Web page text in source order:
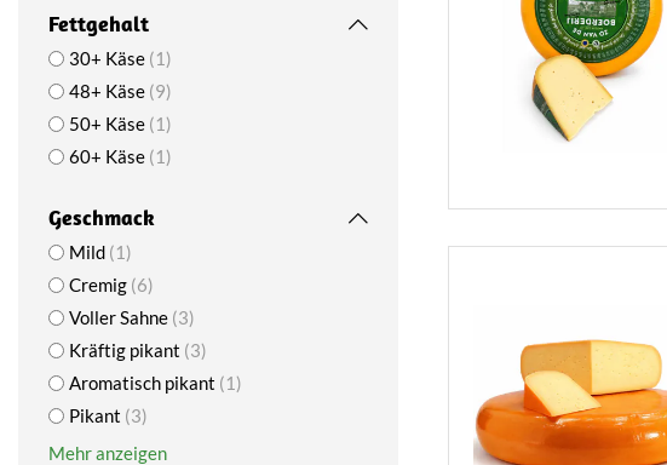
Fettgehalt
30+ Käse 1
48+ Käse 9
50+ Käse 1
60+ Käse 1
Geschmack
Mild 1
Cremig 6
Voller Sahne 3
Kräftig pikant 3
Aromatisch pikant
1
Pikant 3
Mehr anzeigen